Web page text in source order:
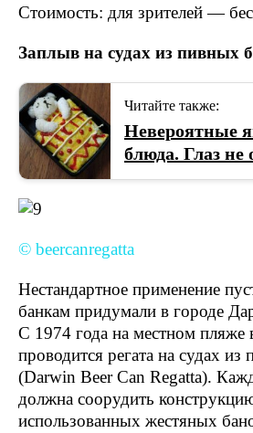
Стоимость: для зрителей —
Заплыв на судах из пивных
Читайте также:
Невероятные
блюда. Глаз не
© beercanregatta
Нестандартное применение
банкам придумали в городе
С 1974 года на местном пляже
проводится регата на судах
(Darwin Beer Can Regatta).
должна соорудить
использованных жестяных